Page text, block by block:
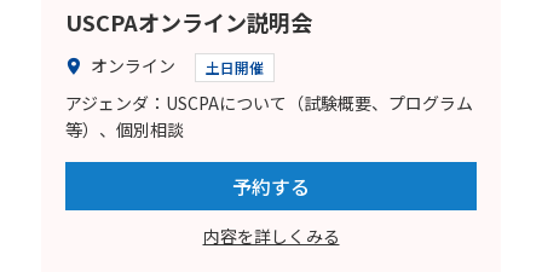
USCPAオンライン説明会
オンライン 土日開催
アジェンダ：USCPAについて（試験概要、プログラム
等）、個別相談
予約する
内容を詳しくみる